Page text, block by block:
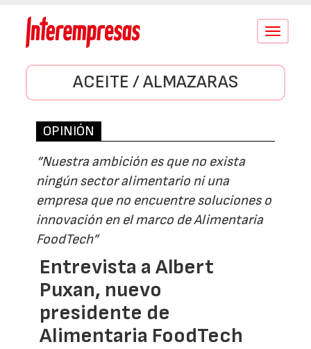
Conmutar
ACEITE / ALMAZARAS
OPINIÓN
“Nuestra ambición es que no exista
ningún sector alimentario ni una
empresa que no encuentre soluciones o
innovación en el marco de Alimentaria
FoodTech”
Entrevista a Albert
Puxan, nuevo
presidente de
Alimentaria FoodTech